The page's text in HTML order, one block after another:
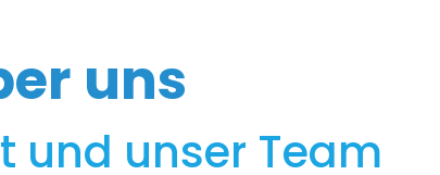
uns
und unser Team